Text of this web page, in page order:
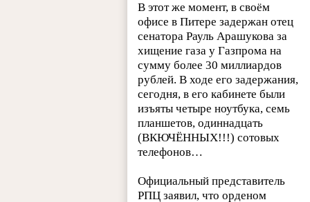
В этот же момент, в своём
офисе в Питере задержан отец
сенатора Рауль Арашукова за
хищение газа у Газпрома на
сумму более 30 миллиардов
рублей. В ходе его задержания,
сегодня, в его кабинете были
изъяты четыре ноутбука, семь
планшетов, одиннадцать
(ВКЮЧЁННЫХ!!!) сотовых
телефонов…
Официальный представитель
РПЦ заявил, что орденом